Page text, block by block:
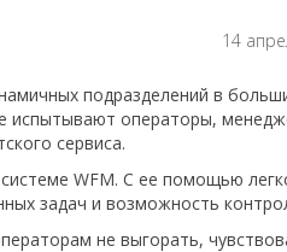
14
подразделений в
операторы,
сервиса.
WFM. С ее помощью
задач и возможность
не выгорать,